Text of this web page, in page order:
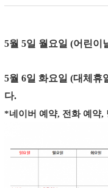
5월 5일 월요일 (어린이
5월 6일 화요일 (대체휴
다.
*네이버 예약, 전화 예약,